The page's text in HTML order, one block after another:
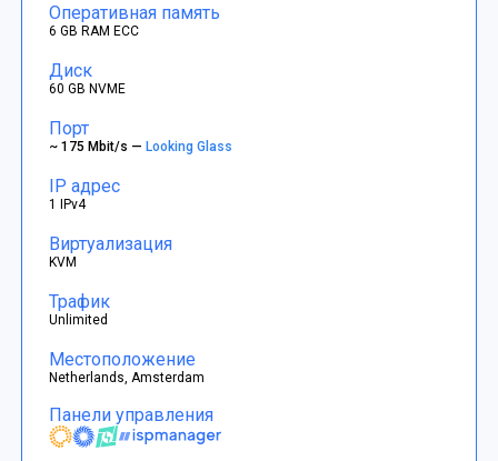
Оперативная память
6 GB RAM ECC
Диск
60 GB NVME
Порт
~ 175 Mbit/s —Looking Glass
IP адрес
1 IPv4
Виртуализация
KVM
Трафик
Unlimited
Местоположение
Netherlands, Amsterdam
Панели управления